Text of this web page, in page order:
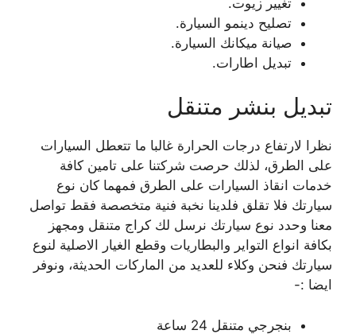
تصليح دينمو السيارة.
صيانة ميكانك السيارة.
تبديل اطارات.
تبديل بنشر متنقل
نظرا لارتفاع درجات الحرارة غالبا ما تتعطل السيارات
على الطرق، لذلك حرصت شركتنا على تامين كافة
خدمات انقاذ السيارات على الطرق فمهما كان نوع
سيارتك فلا تقلق فلدينا نخبة فنية متخصصة فقط تواصل
معنا وحدد نوع سيارتك نرسل لك كراج متنقل ومجهز
بكافة انواع التواير والبطاريات وقطع الغيار الاصلية لنوع
سيارتك فنحن وكلاء للعديد من الماركات الحديثة، ونوفر
ايضا :-
بنجرجي متنقل 24 ساعة